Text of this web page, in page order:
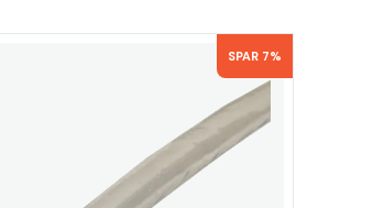
SPAR 7%